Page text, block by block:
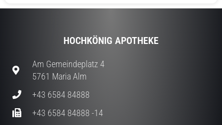
HOCHKÖNIG APOTHEKE
Am Gemeindeplatz 4
5761 Maria Alm
+43 6584 84888
+43 6584 84888 -14